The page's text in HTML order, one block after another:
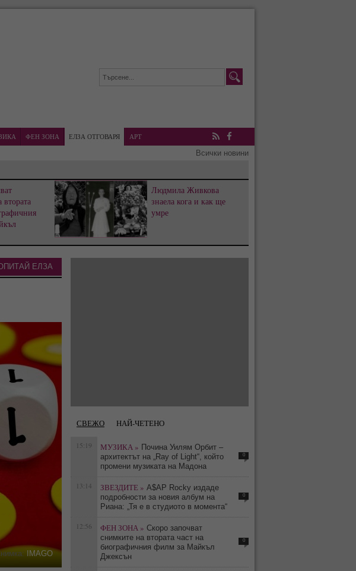
ФЕН ЗОНА ЕЛЗА ОТГОВАРЯ
АРТ
RSS Facebook
Всички новини
Людмила Живкова
знаела кога и как ще
умре
IMAGO
ЕЛЗА
СВЕЖО НАЙ-ЧЕТЕНО
15:19 МУЗИКА » Почина Уилям Орбит –
архитектът на „Ray of Light“, който
промени музиката на Мадона
0
13:14 ЗВЕЗДИТЕ » A$AP Rocky издаде
подробности за новия албум на
Риана: „Тя е в студиото в момента“
0
12:56 ФЕН ЗОНА » Скоро започват
снимките на втората част на
биографичния филм за Майкъл
Джексън
0